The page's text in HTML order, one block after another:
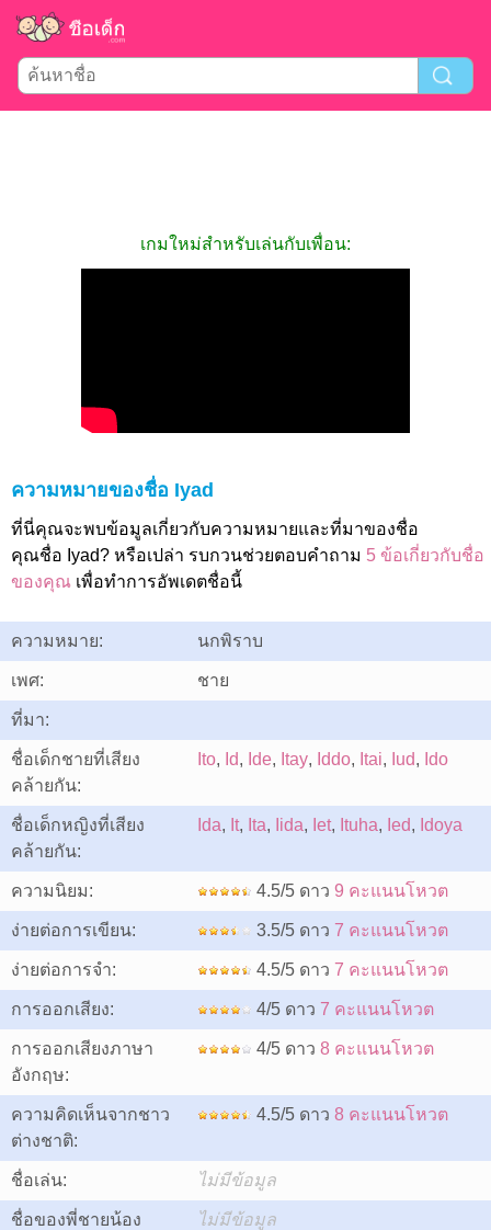
เกมใหม่สำหรับเล่นกับเพื่อน:
ความหมายของชื่อ Iyad
ที่นี่คุณจะพบข้อมูลเกี่ยวกับความหมายและที่มาของชื่อ
คุณชื่อ Iyad? หรือเปล่า รบกวนช่วยตอบคำถาม 5 ข้อเกี่ยวกับชื่อ
ของคุณ เพื่อทำการอัพเดตชื่อนี้
ความหมาย: นกพิราบ
เพศ: ชาย
ที่มา:
ชื่อเด็กชายที่เสียง
คล้ายกัน:
Ito, Id, Ide, Itay, Iddo, Itai, Iud, Ido
ชื่อเด็กหญิงที่เสียง
คล้ายกัน:
Ida, It, Ita, Iida, Iet, Ituha, Ied, Idoya
ความนิยม: 4.5/5 ดาว 9 คะแนนโหวต
ง่ายต่อการเขียน: 3.5/5 ดาว 7 คะแนนโหวต
ง่ายต่อการจำ: 4.5/5 ดาว 7 คะแนนโหวต
การออกเสียง: 4/5 ดาว 7 คะแนนโหวต
การออกเสียงภาษา
อังกฤษ:
4/5 ดาว 8 คะแนนโหวต
ความคิดเห็นจากชาว
ต่างชาติ:
4.5/5 ดาว 8 คะแนนโหวต
ชื่อเล่น: ไม่มีข้อมูล
ชื่อของพี่ชายน้อง
ไม่มีข้อมูล